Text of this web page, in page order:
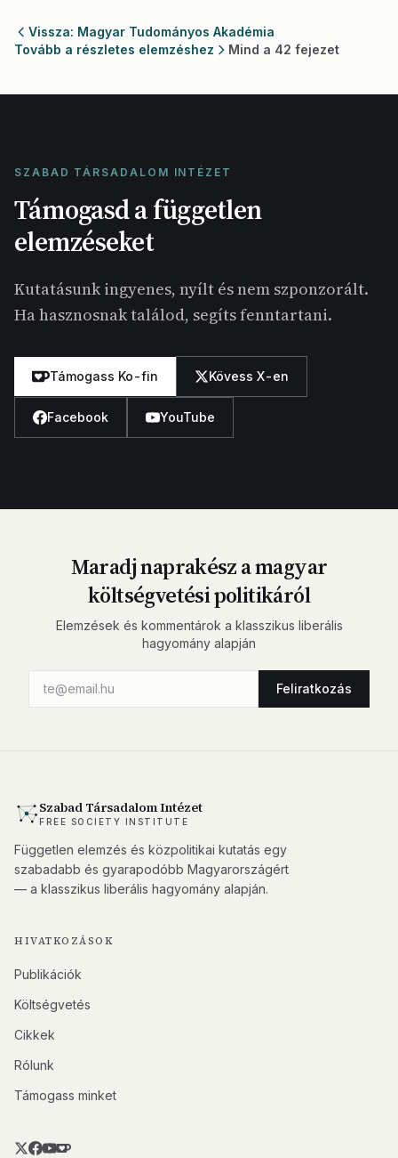
Vissza: Magyar Tudományos Akadémia
Tovább a részletes elemzéshez
Mind a 42 fejezet
SZABAD TÁRSADALOM INTÉZET
Támogasd a független
elemzéseket
Kutatásunk ingyenes, nyílt és nem szponzorált.
Ha hasznosnak találod, segíts fenntartani.
Támogass Ko-fin Kövess X-en
Facebook YouTube
Maradj naprakész a magyar
költségvetési politikáról
Elemzések és kommentárok a klasszikus liberális
hagyomány alapján
Feliratkozás
Szabad Társadalom Intézet
FREE SOCIETY INSTITUTE
Független elemzés és közpolitikai kutatás egy
szabadabb és gyarapodóbb Magyarországért
— a klasszikus liberális hagyomány alapján.
HIVATKOZÁSOK
Publikációk
Költségvetés
Cikkek
Rólunk
Támogass minket